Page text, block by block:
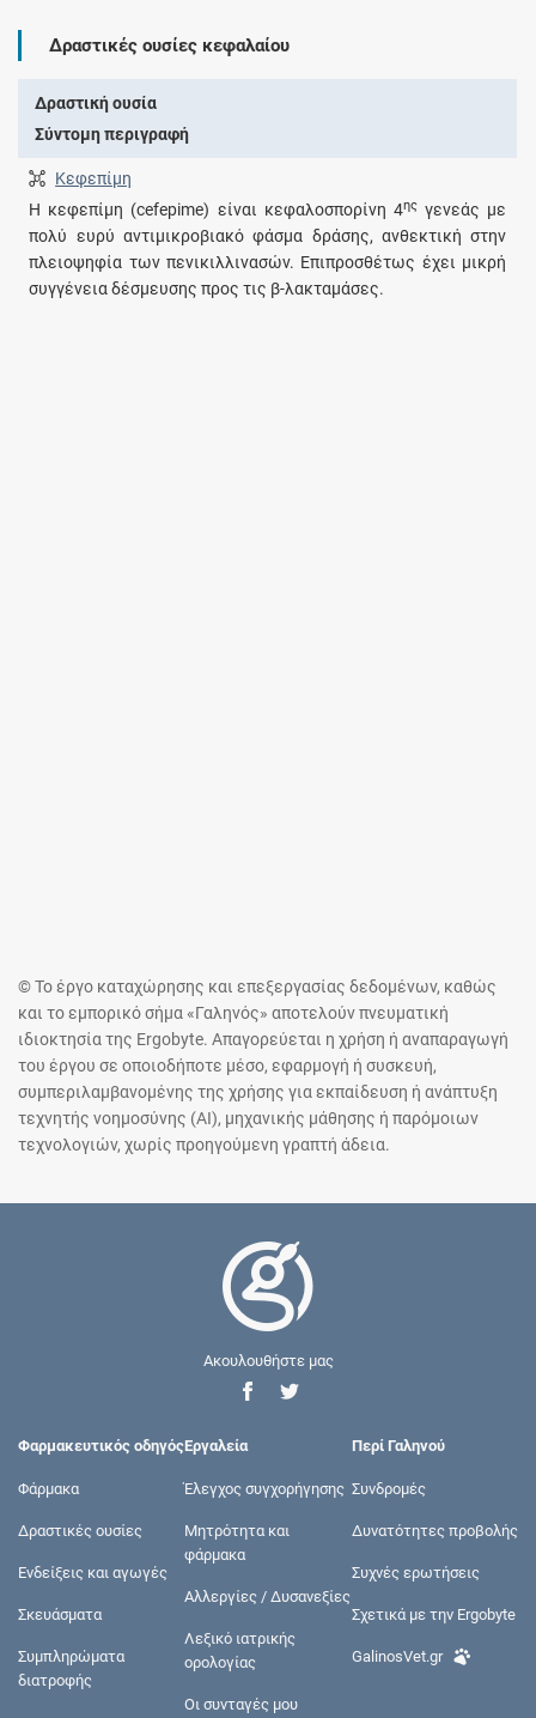
Δραστικές ουσίες κεφαλαίου
Δραστική ουσία
Σύντομη περιγραφή
Κεφεπίμη
Η κεφεπίμη (cefepime) είναι κεφαλοσπορίνη 4ηςγενεάς με
πολύ ευρύ αντιμικροβιακό φάσμα δράσης, ανθεκτική στην
πλειοψηφία των πενικιλλινασών. Επιπροσθέτως έχει μικρή
συγγένεια δέσμευσης προς τις β-λακταμάσες.
© Το έργο καταχώρησης και επεξεργασίας δεδομένων, καθώς
και το εμπορικό σήμα «Γαληνός» αποτελούν πνευματική
ιδιοκτησία της Ergobyte. Απαγορεύεται η χρήση ή αναπαραγωγή
του έργου σε οποιοδήποτε μέσο, εφαρμογή ή συσκευή,
συμπεριλαμβανομένης της χρήσης για εκπαίδευση ή ανάπτυξη
τεχνητής νοημοσύνης (AI), μηχανικής μάθησης ή παρόμοιων
τεχνολογιών, χωρίς προηγούμενη γραπτή άδεια.
Ακουλουθήστε μας
Φαρμακευτικός οδηγός
Φάρμακα
Δραστικές ουσίες
Ενδείξεις και αγωγές
Σκευάσματα
Συμπληρώματα
διατροφής
Εργαλεία
Έλεγχος συγχορήγησης
Μητρότητα και
φάρμακα
Αλλεργίες / Δυσανεξίες
Λεξικό ιατρικής
ορολογίας
Οι συνταγές μου
Περί Γαληνού
Συνδρομές
Δυνατότητες προβολής
Συχνές ερωτήσεις
Σχετικά με την Ergobyte
GalinosVet.gr